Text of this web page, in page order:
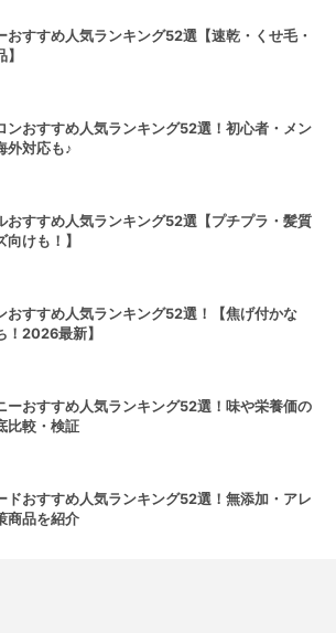
おすすめ人気ランキング52選【速乾・くせ毛・
ンおすすめ人気ランキング52選！初心者・メン
外対応も♪
おすすめ人気ランキング52選【プチプラ・髪質
向けも！】
おすすめ人気ランキング52選！【焦げ付かな
！2026最新】
ーおすすめ人気ランキング52選！味や栄養価の
比較・検証
ドおすすめ人気ランキング52選！無添加・アレ
商品を紹介